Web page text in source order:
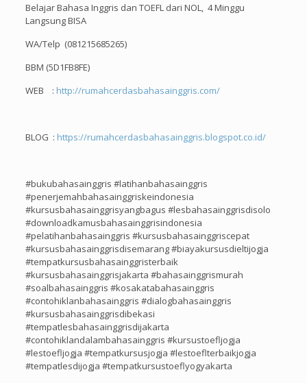
Belajar Bahasa Inggris dan TOEFL dari NOL, 4 Minggu
Langsung BISA
WA/Telp (081215685265)
BBM (5D1FB8FE)
WEB : http://rumahcerdasbahasainggris.com/
BLOG : https://rumahcerdasbahasainggris.blogspot.co.id/
#bukubahasainggris #latihanbahasainggris
#penerjemahbahasainggriskeindonesia
#kursusbahasainggrisyangbagus #lesbahasainggrisdisolo
#downloadkamusbahasainggrisindonesia
#pelatihanbahasainggris #kursusbahasainggriscepat
#kursusbahasainggrisdisemarang #biayakursusdieltijogja
#tempatkursusbahasainggristerbaik
#kursusbahasainggrisjakarta #bahasainggrismurah
#soalbahasainggris #kosakatabahasainggris
#contohiklanbahasainggris #dialogbahasainggris
#kursusbahasainggrisdibekasi
#tempatlesbahasainggrisdijakarta
#contohiklandalambahasainggris #kursustoefljogja
#lestoefljogja #tempatkursusjogja #lestoeflterbaikjogja
#tempatlesdijogja #tempatkursustoeflyogyakarta